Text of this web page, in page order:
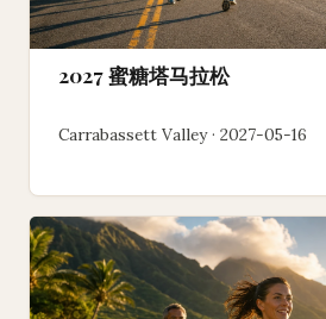
2027 蜜糖塔马拉松
Carrabassett Valley · 2027-05-16